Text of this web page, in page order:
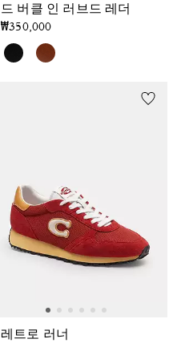
드 버클 인 러브드 레더
₩350,000
레트로 러너